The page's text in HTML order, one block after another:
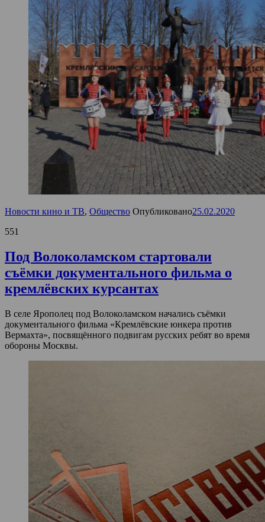
Новости кино и ТВ, Общество Опубликовано25.02.2020
551
Под Волоколамском стартовали
съёмки документального фильма о
кремлёвских курсантах
В селе Ярополец под Волоколамском начались съёмки
документального фильма «Кремлёвские юнкера против
Вермахта», посвящённого подвигам русских ребят во время
обороны Москвы.